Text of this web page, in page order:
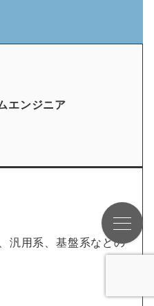
エンジニア
汎用系、基盤系などの